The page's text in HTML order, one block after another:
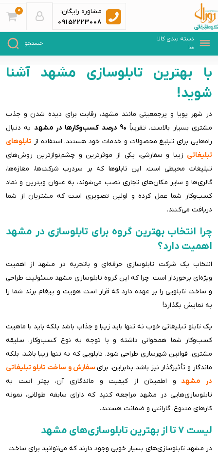
مشاوره رایگان:
09152223008
0
با بهترین تابلوسازی مشهد آشنا
شوید!
در شهر پویا و پرجمعیتی مانند مشهد، رقابت برای دیده شدن و جذب
مشتری بسیار بالاست. تقریباً 90 درصد کسب‌وکارها در مشهد
به دنبال
راه‌هایی برای تبلیغ محصولات و خدمات خود هستند. استفاده از تابلوهای
تبلیغاتی زیبا و سفارشی، یکی از موثرترین و چشم‌نوازترین روش‌های
تبلیغات محیطی است. این تابلوها که بر سردرب شرکت‌ها، مغازه‌ها،
گالری‌ها و سایر مکان‌های تجاری نصب می‌شوند، به عنوان ویترین و نماد
کسب‌وکار شما عمل کرده و اولین تصویری است که مشتریان از شما
دریافت می‌کنند.
چرا انتخاب بهترین گروه برای تابلوسازی در مشهد
اهمیت دارد؟
انتخاب یک شرکت تابلوسازی حرفه‌ای و باتجربه در مشهد از اهمیت
ویژه‌ای برخوردار است. چرا که این گروه تابلوسازی مشهد مسئولیت طراحی
و ساخت تابلویی را بر عهده دارد که قرار است هویت و پیغام برند شما را
به نمایش بگذارد!
یک تابلو تبلیغاتی خوب نه تنها باید زیبا و جذاب باشد بلکه باید با ماهیت
کسب‌وکار شما همخوانی داشته و با توجه به نوع کسب‌وکار، سلیقه
مشتری، قوانین شهرسازی طراحی شود. تابلویی که نه تنها زیبا باشد، بلکه
ماندگار و تأثیرگذار نیز باشد. بنابراین، برای سفارش و ساخت تابلو تبلیغاتی
در مشهد و اطمینان از کیفیت و ماندگاری آن، بهتر است به
تابلوسازی‌هایی در مشهد مراجعه کنید که دارای سابقه طولانی، نمونه
کارهای متنوع، گارانتی و ضمانت هستند.
لیست 7 تا از بهترین تابلوسازی‌های مشهد
در مشهد تابلوسازی‌های بسیار خوبی وجود دارند که می‌توانید برای ساخت